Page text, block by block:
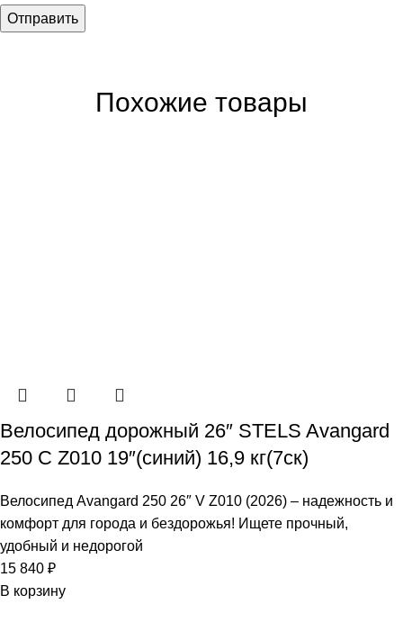
Похожие товары
Велосипед дорожный 26″ STELS Avangard
250 C Z010 19″(синий) 16,9 кг(7ск)
Велосипед Avangard 250 26″ V Z010 (2026) – надежность и
комфорт для города и бездорожья! Ищете прочный,
удобный и недорогой
15 840 ₽
В корзину